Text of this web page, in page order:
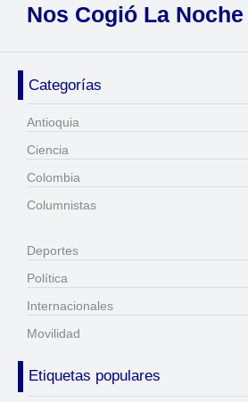
Nos Cogió La Noche
Categorías
Antioquia
Ciencia
Colombia
Columnistas
Deportes
Política
Internacionales
Movilidad
Etiquetas populares